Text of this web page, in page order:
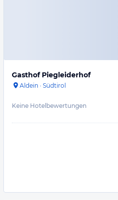
Gasthof Piegleiderhof
Aldein · Südtirol
Keine Hotelbewertungen